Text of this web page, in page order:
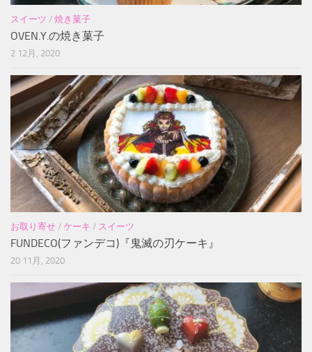
スイーツ / 焼き菓子
OVEN.Y.の焼き菓子
2 12月, 2020
お取り寄せ / ケーキ / スイーツ
FUNDECO(ファンデコ)『鬼滅の刃ケーキ』
20 11月, 2020